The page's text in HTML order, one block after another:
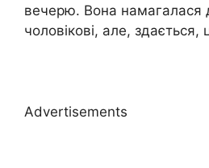
вечерю. Вона намагалася
чоловікові, але,
Advertisements